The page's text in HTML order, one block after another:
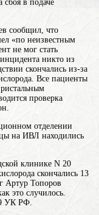
сбоя в подаче
сообщил, что
«по неизвестным
не мог стать
никто из
скончались из-за
Все пациенты
проверка
отделении
на ИВЛ находились
клинике N 20
скончались 13
Артур Топоров
это случилось.
УК РФ.